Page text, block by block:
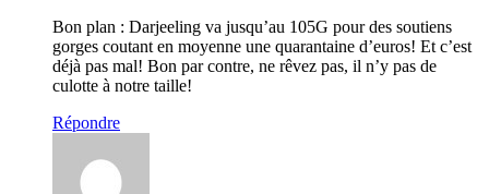
Bon plan : Darjeeling va jusqu’au 105G pour des soutiens
gorges coutant en moyenne une quarantaine d’euros! Et c’est
déjà pas mal! Bon par contre, ne rêvez pas, il n’y pas de
culotte à notre taille!
Répondre